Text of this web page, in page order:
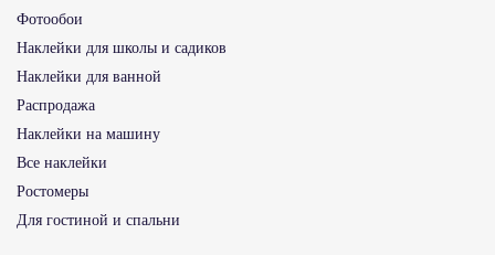
Фотообои
Наклейки для школы и садиков
Наклейки для ванной
Распродажа
Наклейки на машину
Все наклейки
Ростомеры
Для гостиной и спальни